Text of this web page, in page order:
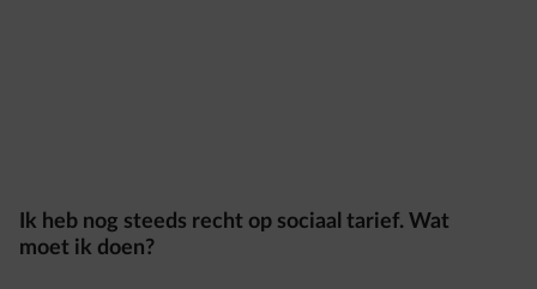
Ik heb nog steeds recht op sociaal tarief. Wat
moet ik doen? ​